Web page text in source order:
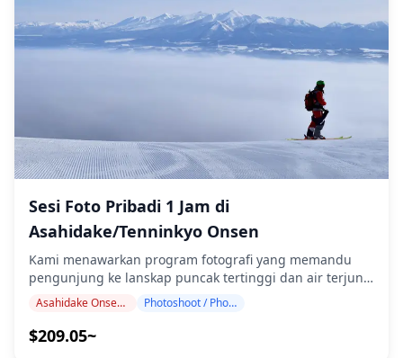
Anda ingin berfoto di resort, restoran, hotel, atau
fasilitas lain yang memerlukan izin sebelumnya,
pastikan untuk mendapatkan izin pemotretan yang
ca9464c78535.jpg) ![]
(https://assets.hldycdn.com/2c754075-ae90-40e6-84da-
6ad96627485d.jpg) ![]
(https://assets.hldycdn.com/e5e947bc-28cb-4ea7-ac68-
jam ・Data foto (100+ file asli) ・Koreksi warna untuk
diperhatikan: Pengeditan tidak termasuk retouching
atau perubahan bentuk tubuh, fitur wajah, latar
belakang, atau penghapusan objek. **Apa yang Tidak
fasilitas berbayar (Biaya masuk fotografer, jika ada,
ditanggung oleh pelanggan.) ・Biaya transportasi ke
ingin memotret di beberapa lokasi, biaya transportasi
fotografer saat berpindah lokasi dalam waktu
pemesanan akan ditanggung oleh pelanggan. ・Biaya
diminta berada di area terpencil (Anda akan diberi tahu
waktu seminggu, dan Anda dapat memilih 10 foto favorit
Anda untuk dikirim ulang. Koreksi dilakukan untuk
membangkitkan suasana hutan belantara yang masih
alami, dan jika diinginkan, penyesuaian dapat dilakukan
momen spesial Anda di Akanko Onsen melalui layanan
terlambat tiba untuk waktu pertemuan yang
dijadwalkan, durasi pemotretan dan jumlah foto yang
dikirimkan dapat dikurangi. ・Jika hujan diperkirakan
yang dijadwalkan atau jika tiba-tiba hujan pada hari
pemotretan, tiga opsi tersedia: (1) menjadwalkan ulang
tanggal dan waktu, (2) mengubah lokasi, atau (3)
membatalkan pemotretan. ![]
(https://assets.hldycdn.com/1494b675-c359-4e76-be2d-
e9b828705dba.png) ![]
d80239dd2bbb.jpg)
Sesi Foto Pribadi 1 Jam di
Asahidake/Tenninkyo Onsen
Kami menawarkan program fotografi yang memandu
pengunjung ke lanskap puncak tertinggi dan air terjun
spektakuler Asahidake dan Tenninkyo Onsen. Dipandu
menyesuaikan jadwal perjalanan Anda, menangkap
Asahidake Onsen・Tenninkyo Onsen Photoshoot / Photo tour
$209.05~